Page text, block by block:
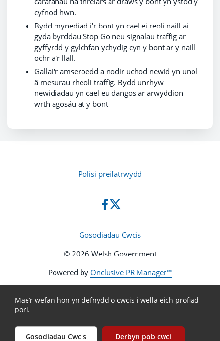
cyfnod hwn.
Bydd mynediad i'r bont yn cael ei reoli naill ai
gyda byrddau Stop Go neu signalau traffig ar
gyffyrdd y gylchfan ychydig cyn y bont ar y naill
ochr a'r llall.
Gallai'r amseroedd a nodir uchod newid yn unol
â mesurau rheoli traffig. Bydd unrhyw
newidiadau yn cael eu dangos ar arwyddion
wrth agosáu at y bont
Polisi preifatrwydd
Gosodiadau Cwcis
© 2026 Welsh Government
Powered by Onclusive PR Manager™
Mae’r wefan hon yn defnyddio cwcis i wella eich profiad
pori.
Gosodiadau Cwcis Derbyn pob cwci